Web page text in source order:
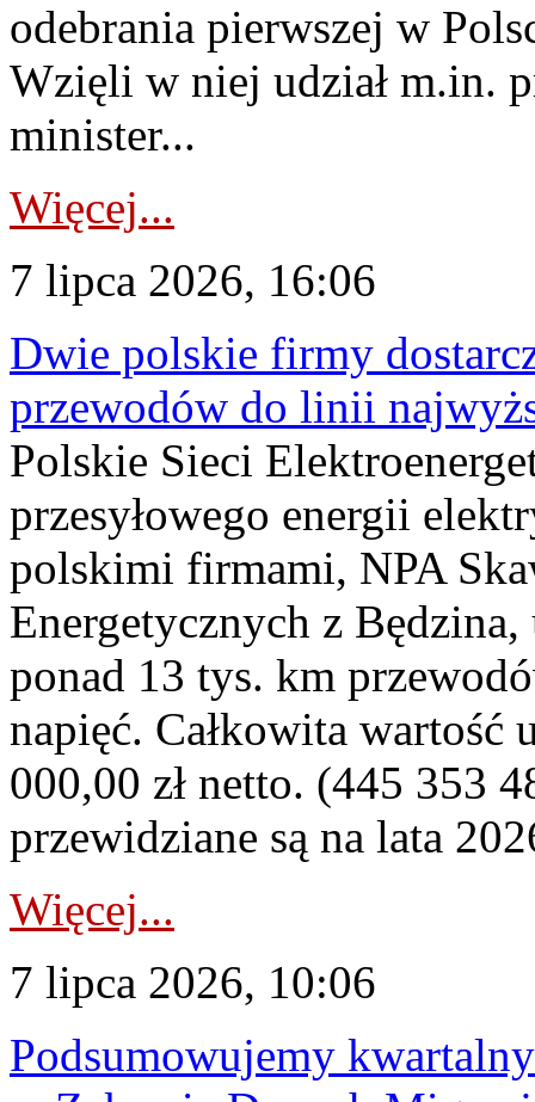
odebrania pierwszej w
Wzięli w niej udział m.in.
minister...
Więcej...
7 lipca 2026, 16:06
Dwie polskie firmy
przewodów do linii
Polskie Sieci
przesyłowego energii
polskimi firmami, NPA
Energetycznych z
ponad 13 tys. km
napięć. Całkowita
000,00 zł netto. (445 353
przewidziane są na lata
Więcej...
7 lipca 2026, 10:06
Podsumowujemy